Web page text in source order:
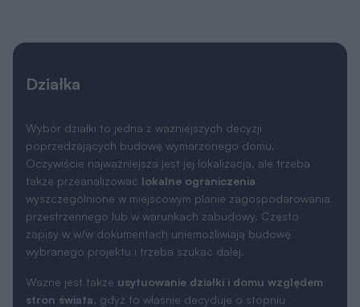
Działka
Wybór działki to jedna z ważniejszych decyzji
poprzedzających budowę wymarzonego domu.
Oczywiście najważniejsza jest jej lokalizacja, ale trzeba
także przeanalizować lokalne ograniczenia
wyszczególnione w miejscowym planie zagospodarowania
przestrzennego lub w warunkach zabudowy. Często
zapisy w w/w dokumentach uniemożliwiają budowę
wybranego projektu i trzeba szukać dalej.
Ważne jest także usytuowanie działki i domu względem
stron świata, gdyż to właśnie decyduje o stopniu